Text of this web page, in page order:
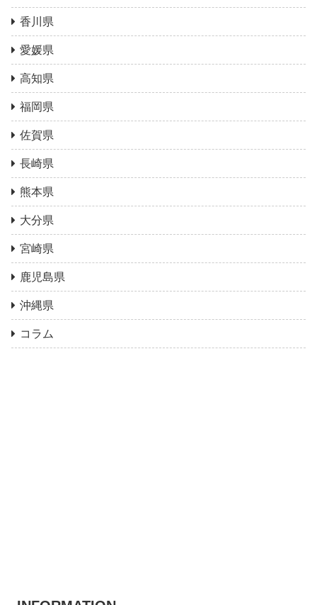
香川県
愛媛県
高知県
福岡県
佐賀県
長崎県
熊本県
大分県
宮崎県
鹿児島県
沖縄県
コラム